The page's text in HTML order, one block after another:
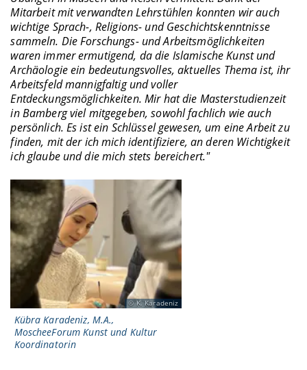
Mitarbeit mit verwandten Lehrstühlen konnten wir auch
wichtige Sprach-, Religions- und Geschichtskenntnisse
sammeln. Die Forschungs- und Arbeitsmöglichkeiten
waren immer ermutigend, da die Islamische Kunst und
Archäologie ein bedeutungsvolles, aktuelles Thema ist, ihr
Arbeitsfeld mannigfaltig und voller
Entdeckungsmöglichkeiten. Mir hat die Masterstudienzeit
in Bamberg viel mitgegeben, sowohl fachlich wie auch
persönlich. Es ist ein Schlüssel gewesen, um eine Arbeit zu
finden, mit der ich mich identifiziere, an deren Wichtigkeit
ich glaube und die mich stets bereichert."
K. Karadeniz
Kübra Karadeniz, M.A.,
MoscheeForum Kunst und Kultur
Koordinatorin